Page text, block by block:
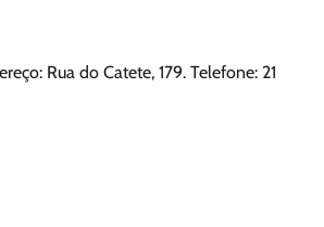
Rua do Catete, 179. Telefone: 21